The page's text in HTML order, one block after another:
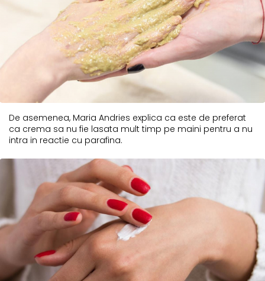
De asemenea, Maria Andries explica ca este de preferat
ca crema sa nu fie lasata mult timp pe maini pentru a nu
intra in reactie cu parafina.